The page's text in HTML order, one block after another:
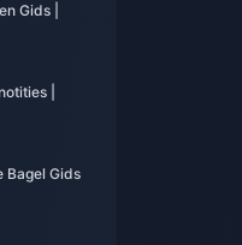
Gids |
|
Bagel Gids